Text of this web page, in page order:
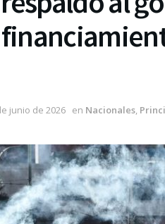
junio de 2026 en Nacionales,